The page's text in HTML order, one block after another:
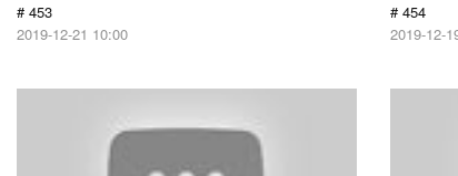
# 453
2019-12-21 10:00
# 454
2019-12-